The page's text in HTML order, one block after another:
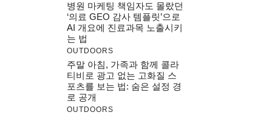
병원 마케팅 책임자도 몰랐던
‘의료 GEO 감사 템플릿’으로
AI 개요에 진료과목 노출시키
는 법
OUTDOORS
주말 아침, 가족과 함께 콜라
티비로 광고 없는 고화질 스
포츠를 보는 법: 숨은 설정 경
로 공개
OUTDOORS